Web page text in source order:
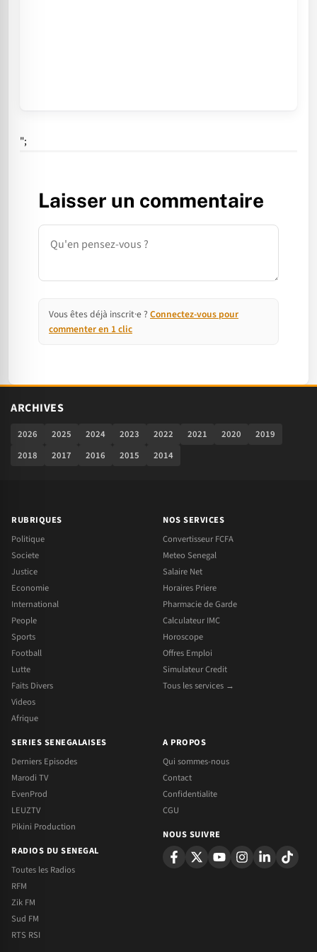
";
Laisser un commentaire
Commentaire
Vous êtes déjà inscrit·e ? Connectez-vous pour
commenter en 1 clic
ARCHIVES
2026 2025 2024 2023 2022 2021 2020
2019
2018
2017 2016 2015 2014
RUBRIQUES
Politique
Societe
Justice
Economie
International
People
Sports
Football
Lutte
Faits Divers
Videos
Afrique
NOS SERVICES
Convertisseur FCFA
Meteo Senegal
Salaire Net
Horaires Priere
Pharmacie de Garde
Calculateur IMC
Horoscope
Offres Emploi
Simulateur Credit
Tous les services →
SERIES SENEGALAISES
Derniers Episodes
Marodi TV
EvenProd
LEUZTV
Pikini Production
RADIOS DU SENEGAL
Toutes les Radios
RFM
Zik FM
Sud FM
RTS RSI
A PROPOS
Qui sommes-nous
Contact
Confidentialite
CGU
NOUS SUIVRE